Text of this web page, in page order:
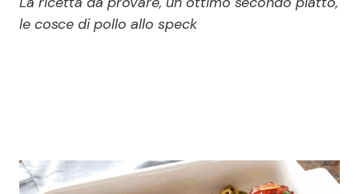
Persone Scomparse
ShowBiz Social News
le cosce di pollo allo speck